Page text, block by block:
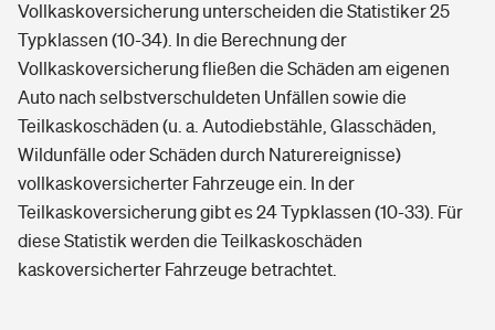
Vollkaskoversicherung unterscheiden die Statistiker 25
Typklassen (10-34). In die Berechnung der
Vollkaskoversicherung fließen die Schäden am eigenen
Auto nach selbstverschuldeten Unfällen sowie die
Teilkaskoschäden (u. a. Autodiebstähle, Glasschäden,
Wildunfälle oder Schäden durch Naturereignisse)
vollkaskoversicherter Fahrzeuge ein. In der
Teilkaskoversicherung gibt es 24 Typklassen (10-33). Für
diese Statistik werden die Teilkaskoschäden
kaskoversicherter Fahrzeuge betrachtet.